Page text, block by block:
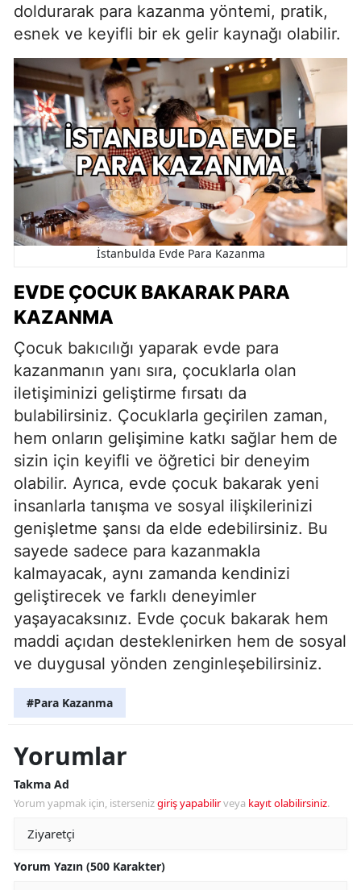
doldurarak para kazanma yöntemi, pratik,
esnek ve keyifli bir ek gelir kaynağı olabilir.
İstanbulda Evde Para Kazanma
EVDE ÇOCUK BAKARAK PARA
KAZANMA
Çocuk bakıcılığı yaparak evde para
kazanmanın yanı sıra, çocuklarla olan
iletişiminizi geliştirme fırsatı da
bulabilirsiniz. Çocuklarla geçirilen zaman,
hem onların gelişimine katkı sağlar hem de
sizin için keyifli ve öğretici bir deneyim
olabilir. Ayrıca, evde çocuk bakarak yeni
insanlarla tanışma ve sosyal ilişkilerinizi
genişletme şansı da elde edebilirsiniz. Bu
sayede sadece para kazanmakla
kalmayacak, aynı zamanda kendinizi
geliştirecek ve farklı deneyimler
yaşayacaksınız. Evde çocuk bakarak hem
maddi açıdan desteklenirken hem de sosyal
ve duygusal yönden zenginleşebilirsiniz.
#Para Kazanma
Yorumlar
Takma Ad
Yorum yapmak için, istersenizgiriş yapabilirveya kayıt olabilirsiniz.
Yorum Yazın (500 Karakter)